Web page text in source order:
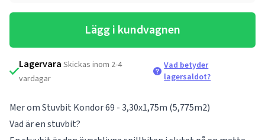
Lägg i kundvagnen
Lagervara Skickas inom 2-4
vardagar
Vad betyder
lagersaldot?
Mer om Stuvbit Kondor 69 - 3,30x1,75m (5,775m2)
Vad är en stuvbit?